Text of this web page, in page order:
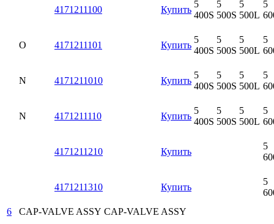
4171211100 Купить
5
400S
5
500S
5
500L
5
O 4171211101 Купить
5
400S
5
500S
5
500L
5
N 4171211010 Купить
5
400S
5
500S
5
500L
5
N 4171211110 Купить
5
400S
5
500S
5
500L
5
4171211210 Купить
5
4171211310 Купить
5
6
CAP-VALVE ASSY CAP-VALVE ASSY